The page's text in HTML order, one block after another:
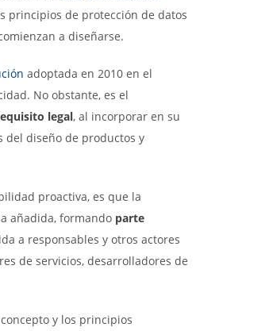
principios de protección de datos
a diseñarse.
adoptada en 2010 en el
No obstante, es el
legal, al incorporar en su
del diseño de productos y
proactiva, es que la
añadida, formando parte
a responsables y otros actores
de servicios, desarrolladores de
y los principios